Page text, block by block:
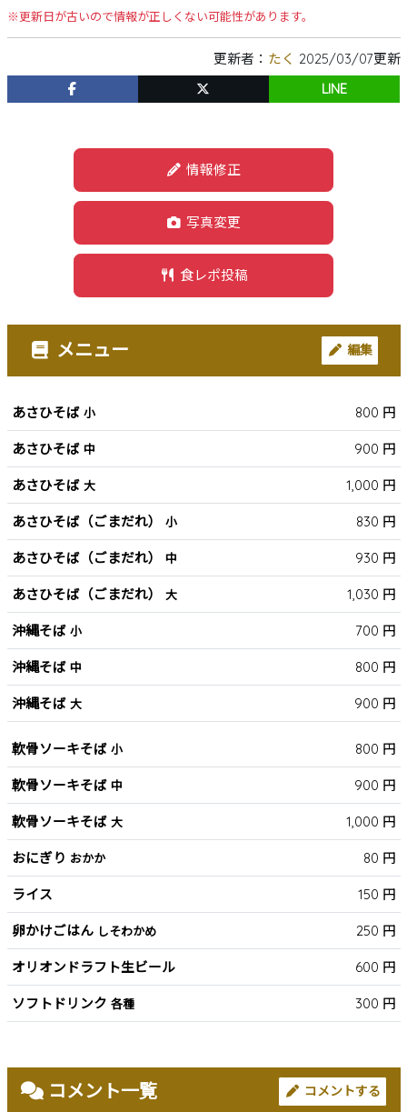
※更新日が古いので情報が正しくない可能性があります。
更新者： たく 2025/03/07更新
LINE
情報修正
写真変更
食レポ投稿
メニュー 編集
あさひそば 小 800 円
あさひそば 中 900 円
あさひそば 大 1,000 円
あさひそば（ごまだれ） 小 830 円
あさひそば（ごまだれ） 中 930 円
あさひそば（ごまだれ） 大 1,030 円
沖縄そば 小 700 円
沖縄そば 中 800 円
沖縄そば 大 900 円
軟骨ソーキそば 小 800 円
軟骨ソーキそば 中 900 円
軟骨ソーキそば 大 1,000 円
おにぎり おかか 80 円
ライス 150 円
卵かけごはん しそわかめ 250 円
オリオンドラフト生ビール 600 円
ソフトドリンク 各種 300 円
コメント一覧 コメントする